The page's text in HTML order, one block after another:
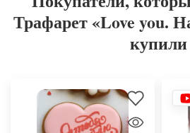
Трафарет «Love you.
купили